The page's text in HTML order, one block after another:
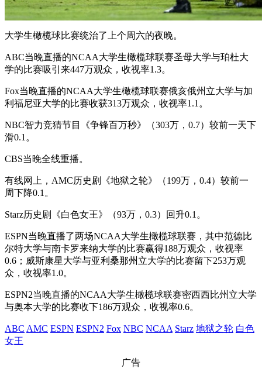
大学生橄榄球比赛统治了上个周六的夜晚。
ABC当晚直播的NCAA大学生橄榄球联赛圣母大学与珀杜大
学的比赛吸引来447万观众，收视率1.3。
Fox当晚直播的NCAA大学生橄榄球联赛俄亥俄州立大学与加
利福尼亚大学的比赛收获313万观众，收视率1.1。
NBC智力竞猜节目《争锋百万秒》（303万，0.7）较前一天下
滑0.1。
CBS当晚全线重播。
有线网上，AMC历史剧《地狱之轮》（199万，0.4）较前一
周下降0.1。
Starz历史剧《白色女王》（93万，0.3）回升0.1。
ESPN当晚直播了两场NCAA大学生橄榄球联赛，其中范德比
尔特大学与南卡罗来纳大学的比赛赢得188万观众，收视率
0.6；威斯康星大学与亚利桑那州立大学的比赛留下253万观
众，收视率1.0。
ESPN2当晚直播的NCAA大学生橄榄球联赛密西西比州立大学
与奥本大学的比赛收下186万观众，收视率0.6。
ABC AMC ESPN ESPN2 Fox NBC NCAA Starz 地狱之轮 白色
女王
广告